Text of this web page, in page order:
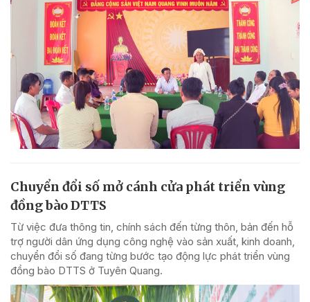
Chuyển đổi số mở cánh cửa phát triển vùng
đồng bào DTTS
Từ việc đưa thông tin, chính sách đến từng thôn, bản đến hỗ
trợ người dân ứng dụng công nghệ vào sản xuất, kinh doanh,
chuyển đổi số đang từng bước tạo động lực phát triển vùng
đồng bào DTTS ở Tuyên Quang.